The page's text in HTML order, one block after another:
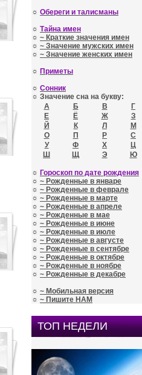
☼ Обереги и талисманы
☼ Тайна имен
☼ ~ Краткие значения имен
☼ ~ Значение мужских имен
☼ ~ Значение женских имен
☼ Приметы
☼ Сонник
☼ Значение сна на букву:
А
Б В Г
Е
Ё Ж З
Й
К Л М
О
П Р С
У
Ф Х Ц
Ш
Щ Э Ю
☼ Гороскоп по дате рождения
☼ ~ Рожденные в январе
☼ ~ Рожденные в феврале
☼ ~ Рожденные в марте
☼ ~ Рожденные в апреле
☼ ~ Рожденные в мае
☼ ~ Рожденные в июне
☼ ~ Рожденные в июле
☼ ~ Рожденные в августе
☼ ~ Рожденные в сентябре
☼ ~ Рожденные в октябре
☼ ~ Рожденные в ноябре
☼ ~ Рожденные в декабре
☼ ~ Мобильная версия
☼ ~ Пишите НАМ
ТОП НЕДЕЛИ